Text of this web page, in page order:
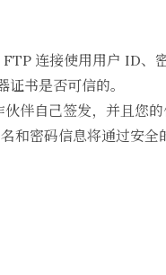
连接使用用户 ID、
证书是否可信的。
伴自己签发，并且您
和密码信息将通过安全